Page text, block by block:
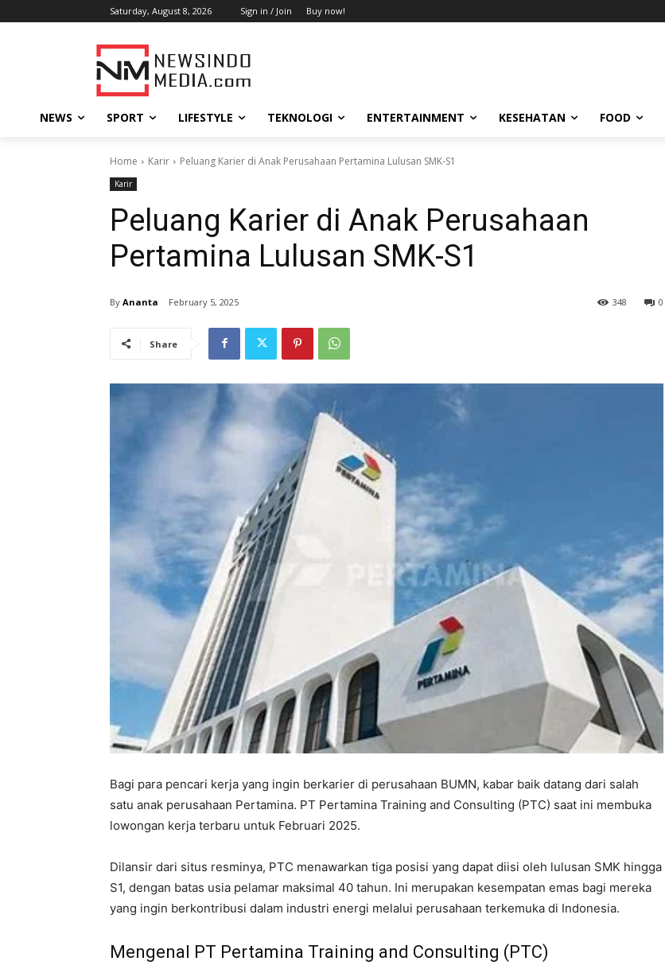
Saturday, August 8, 2026 Sign in / Join Buy now!
NEWS SPORT LIFESTYLE TEKNOLOGI ENTERTAINMENT KESEHATAN FOOD
Home Karir Peluang Karier di Anak Perusahaan Pertamina Lulusan SMK-S1
Karir
Peluang Karier di Anak Perusahaan
Pertamina Lulusan SMK-S1
By Ananta February 5, 2025 0
348
Share
Bagi para pencari kerja yang ingin berkarier di perusahaan BUMN, kabar baik datang dari salah
satu anak perusahaan Pertamina. PT Pertamina Training and Consulting (PTC) saat ini membuka
lowongan kerja terbaru untuk Februari 2025.
Dilansir dari situs resminya, PTC menawarkan tiga posisi yang dapat diisi oleh lulusan SMK hingga
S1, dengan batas usia pelamar maksimal 40 tahun. Ini merupakan kesempatan emas bagi mereka
yang ingin berkontribusi dalam industri energi melalui perusahaan terkemuka di Indonesia.
Mengenal PT Pertamina Training and Consulting (PTC)